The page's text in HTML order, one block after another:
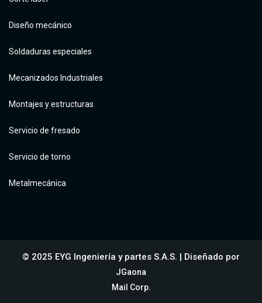
Diseño mecánico
Soldaduras especiales
Mecanizados Industriales
Montajes y estructuras
Servicio de fresado
Servicio de torno
Metalmecánica
© 2025 EYG Ingeniería y partes S.A.S. | Diseñado por
JGaona
Mail Corp.